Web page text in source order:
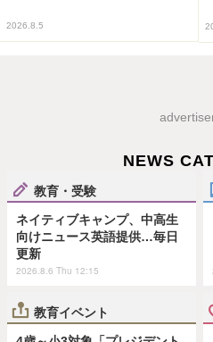
2026.8.5
NEWS
教育・受験
ネイティブキャンプ、中高生
向けニュース英語提供…毎日
更新
2026.8.6 Thu 12:15
教育イベント